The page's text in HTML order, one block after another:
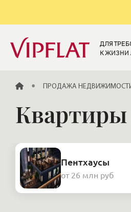
ДЛЯ
К ЖИЗНИ
ГЛАВНАЯПРОДАЖА
Квартиры
Пентхаусы
от 26 млн руб